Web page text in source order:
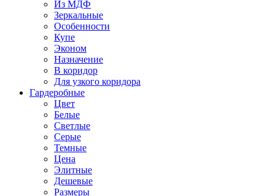
Из МДФ
Зеркальные
Особенности
Купе
Эконом
Назначение
В коридор
Для узкого коридора
Гардеробные
Цвет
Белые
Светлые
Серые
Темные
Цена
Элитные
Дешевые
Размеры